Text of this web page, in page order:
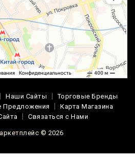
Наши Сайты
Торговые Бренды
Предложения
Карта Магазина
Связаться с Нами
© 2026